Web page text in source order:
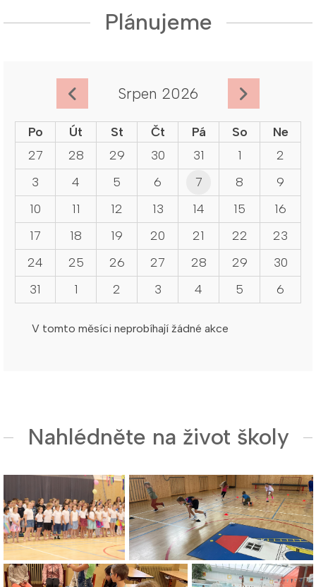
Plánujeme
Srpen 2026
Po Út St Čt Pá So
Ne
27
28 29 30 31 1
2
3
4 5 6 7 8
9
10
11 12 13 14 15
16
17
18 19 20 21 22
23
24
25 26 27 28 29
30
31
1 2 3 4 5 6
V tomto měsíci neprobíhají žádné akce
Nahlédněte na život školy